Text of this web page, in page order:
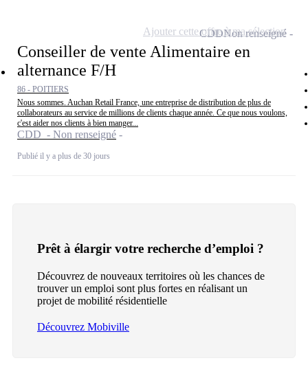
Conseiller de vente Alimentaire en
alternance F/H
86 - POITIERS
Nous sommes. Auchan Retail France, une entreprise de distribution de plus de
collaborateurs au service de millions de clients chaque année. Ce que nous voulons,
c'est aider nos clients à bien manger...
CDD - Non renseigné
Publié il y a plus de 30 jours
CDDNon renseigné
Ajouter cette offre à ma sélection
Prêt à élargir votre recherche d’emploi ?
Découvrez de nouveaux territoires où les chances de
trouver un emploi sont plus fortes en réalisant un
projet de mobilité résidentielle
Découvrez Mobiville